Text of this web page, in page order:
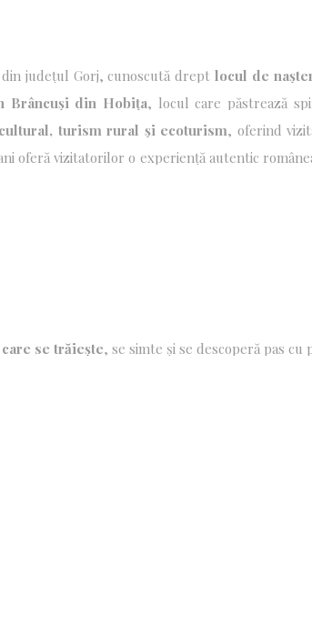
județul Gorj, cunoscută drept locul de
Situată într-un cadru natural deosebit, la
Brâncuși din Hobița, locul care păstrează
de lemn, siturile arheologice precum Peștera
autentică.
turism rural și ecoturism, oferind
sub semnul brandului„Peștișani – Acasă la
oferă vizitatorilor o experiență autentic
se trăiește, se simte și se descoperă pas cu